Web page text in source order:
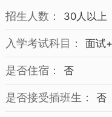
招生人数： 30人以上
入学考试科目： 面试
是否住宿： 否
是否接受插班生： 否